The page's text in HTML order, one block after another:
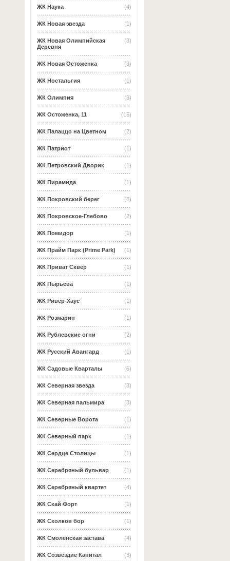
(4)
ЖК Наука
(1)
ЖК Новая звезда
(3)
ЖК Новая Олимпийская
Деревня
(3)
ЖК Новая Остоженка
(1)
ЖК Ностальгия
(3)
ЖК Олимпия
(15)
ЖК Остоженка, 11
(2)
ЖК Палаццо на Цветном
(1)
ЖК Патриот
(1)
ЖК Петровский Дворик
(1)
ЖК Пирамида
(6)
ЖК Покровский берег
(2)
ЖК Покровское-Глебово
(1)
ЖК Помидор
(1)
ЖК Прайм Парк (Prime Park)
(1)
ЖК Приват Сквер
(1)
ЖК Пырьева
(1)
ЖК Ривер-Хаус
(1)
ЖК Розмарин
(2)
ЖК Рублевские огни
(1)
ЖК Русский Авангард
(6)
ЖК Садовые Кварталы
(3)
ЖК Северная звезда
(3)
ЖК Северная пальмира
(1)
ЖК Северные Ворота
(1)
ЖК Северный парк
(1)
ЖК Сердце Столицы
(1)
ЖК Серебряный бульвар
(4)
ЖК Серебряный квартет
(1)
ЖК Скай Форт
(1)
ЖК Сколков бор
(4)
ЖК Смоленская застава
(3)
ЖК Созвездие Капитал